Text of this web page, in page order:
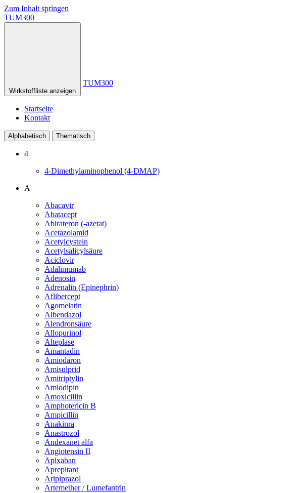
Zum Inhalt springen
TUM300
Wirkstoffliste anzeigen
TUM300
Startseite
Kontakt
Alphabetisch Thematisch
4
4-Dimethylaminophenol (4-DMAP)
A
Abacavir
Abatacept
Abirateron (-azetat)
Acetazolamid
Acetylcystein
Acetylsalicylsäure
Aciclovir
Adalimumab
Adenosin
Adrenalin (Epinephrin)
Aflibercept
Agomelatin
Albendazol
Alendronsäure
Allopurinol
Alteplase
Amantadin
Amiodaron
Amisulprid
Amitriptylin
Amlodipin
Amoxicillin
Amphotericin B
Ampicillin
Anakinra
Anastrozol
Andexanet alfa
Angiotensin II
Apixaban
Aprepitant
Aripiprazol
Artemether / Lumefantrin